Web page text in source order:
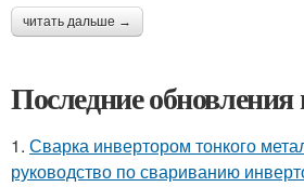
читать дальше →
Последние обновления
1. Сварка инвертором тонкого
руководство по свариванию